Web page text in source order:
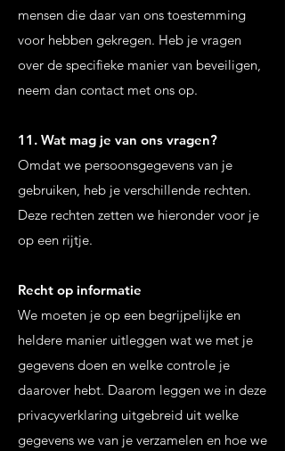
mensen die daar van ons toestemming
voor hebben gekregen. Heb je vragen
over de specifieke manier van beveiligen,
neem dan contact met ons op.
11. Wat mag je van ons vragen?
Omdat we persoonsgegevens van je
gebruiken, heb je verschillende rechten.
Deze rechten zetten we hieronder voor je
op een rijtje.
Recht op informatie
We moeten je op een begrijpelijke en
heldere manier uitleggen wat we met je
gegevens doen en welke controle je
daarover hebt. Daarom leggen we in deze
privacyverklaring uitgebreid uit welke
gegevens we van je verzamelen en hoe we